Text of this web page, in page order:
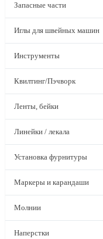
Запасные части
Иглы для швейных машин
Инструменты
Квилтинг/Пэчворк
Ленты, бейки
Линейки / лекала
Установка фурнитуры
Маркеры и карандаши
Молнии
Наперстки